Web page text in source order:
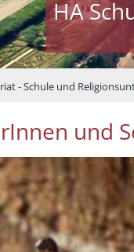
HA
- Schule und
und